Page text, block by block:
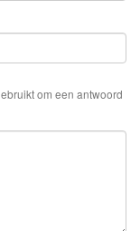
om een antwoord